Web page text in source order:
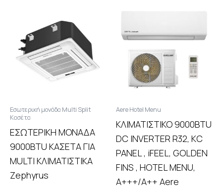
Εσωτερική μονάδα Multi Split
Κασέτα
ΕΣΩΤΕΡΙΚΗ ΜΟΝΑΔΑ
9000BTU ΚΑΣΕΤΑ ΓΙΑ
MULTI ΚΛΙΜΑΤΙΣΤΙΚΑ
Zephyrus
Aere Hotel Menu
ΚΛΙΜΑΤΙΣΤΙΚΟ 9000BTU
DC INVERTER R32, KC
PANEL , iFEEL, GOLDEN
FINS , HOTEL MENU,
A+++/A++ Aere